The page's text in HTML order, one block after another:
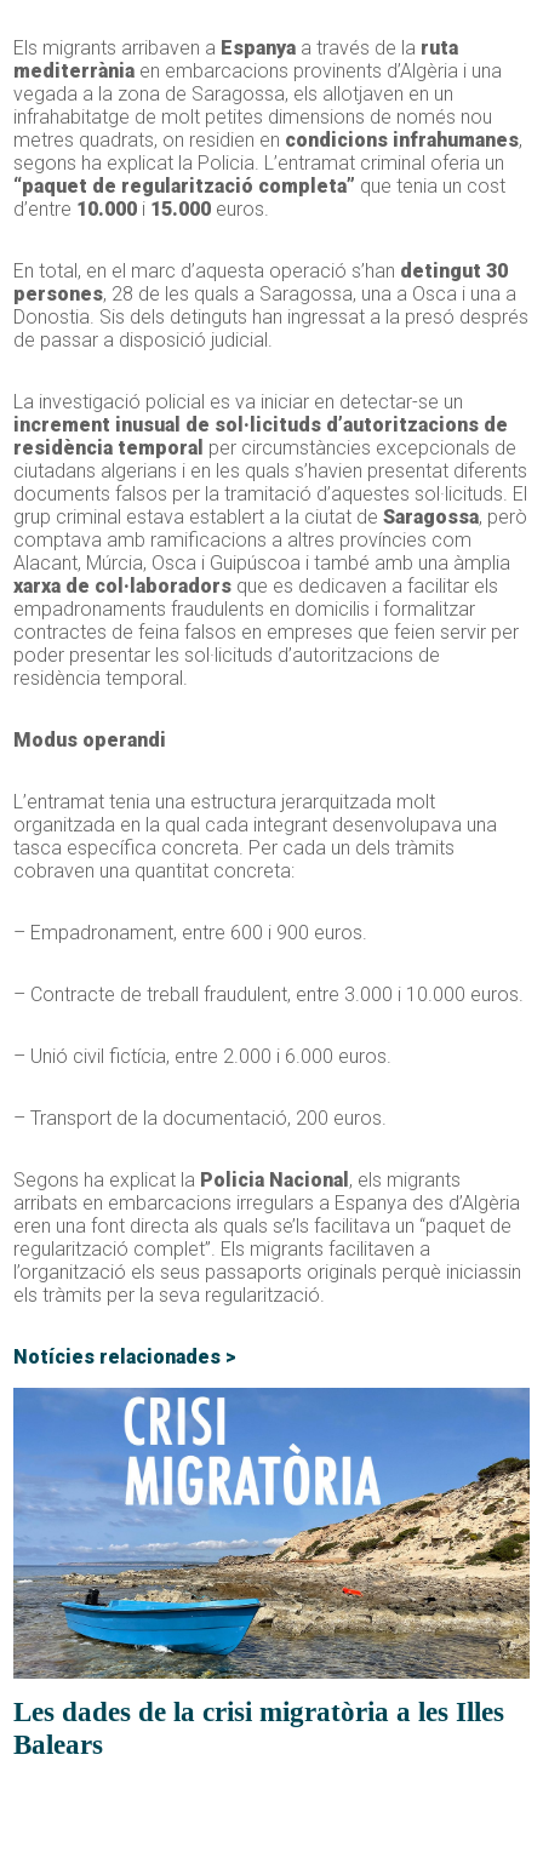
Els migrants arribaven a Espanya a través de la ruta
mediterrània en embarcacions provinents d’Algèria i una
vegada a la zona de Saragossa, els allotjaven en un
infrahabitatge de molt petites dimensions de només nou
metres quadrats, on residien en condicions infrahumanes,
segons ha explicat la Policia. L’entramat criminal oferia un
“paquet de regularització completa” que tenia un cost
d’entre 10.000 i 15.000 euros.
En total, en el marc d’aquesta operació s’han detingut 30
persones, 28 de les quals a Saragossa, una a Osca i una a
Donostia. Sis dels detinguts han ingressat a la presó després
de passar a disposició judicial.
La investigació policial es va iniciar en detectar-se un
increment inusual de sol·licituds d’autoritzacions de
residència temporal per circumstàncies excepcionals de
ciutadans algerians i en les quals s’havien presentat diferents
documents falsos per la tramitació d’aquestes sol·licituds. El
grup criminal estava establert a la ciutat deSaragossa, però
comptava amb ramificacions a altres províncies com
Alacant, Múrcia, Osca i Guipúscoa i també amb una àmplia
xarxa de col·laboradors que es dedicaven a facilitar els
empadronaments fraudulents en domicilis i formalitzar
contractes de feina falsos en empreses que feien servir per
poder presentar les sol·licituds d’autoritzacions de
residència temporal.
Modus operandi
L’entramat tenia una estructura jerarquitzada molt
organitzada en la qual cada integrant desenvolupava una
tasca específica concreta. Per cada un dels tràmits
cobraven una quantitat concreta:
– Empadronament, entre 600 i 900 euros.
– Contracte de treball fraudulent, entre 3.000 i 10.000 euros.
– Unió civil fictícia, entre 2.000 i 6.000 euros.
– Transport de la documentació, 200 euros.
Segons ha explicat la Policia Nacional , els migrants
arribats en embarcacions irregulars a Espanya des d’Algèria
eren una font directa als quals se’ls facilitava un “paquet de
regularització complet”. Els migrants facilitaven a
l’organització els seus passaports originals perquè iniciassin
els tràmits per la seva regularització.
Notícies relacionades >
Les dades de la crisi migratòria a les Illes
Balears